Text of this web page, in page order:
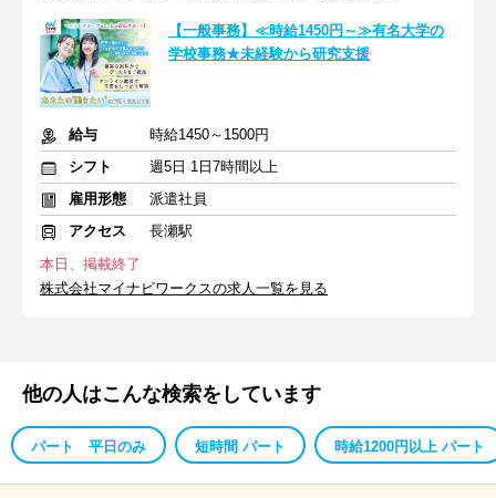
【一般事務】≪時給1450円～≫有名大学の
学校事務★未経験から研究支援
給与
時給1450～1500円
シフト
週5日 1日7時間以上
雇用形態
派遣社員
アクセス
長瀬駅
本日、掲載終了
株式会社マイナビワークスの求人一覧を見る
他の人はこんな検索をしています
パート 平日のみ 短時間 パート 時給1200円以上 パート